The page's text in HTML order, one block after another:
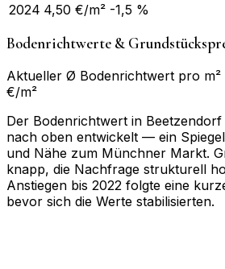
2024 4,50 €/m² -1,5 %
Bodenrichtwerte &
Aktueller Ø Bodenrichtwert pro m²
€/m²
Der Bodenrichtwert in
nach oben entwickelt — ein
und Nähe zum Münchner Markt.
knapp, die Nachfrage strukturell
Anstiegen bis 2022 folgte eine
bevor sich die Werte stabilisierten.